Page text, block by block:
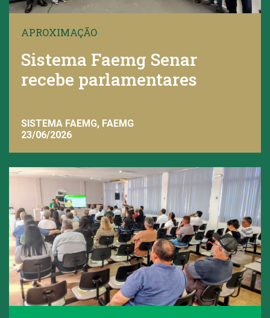
APROXIMAÇÃO
Sistema Faemg Senar
recebe parlamentares
SISTEMA FAEMG, FAEMG
23/06/2026